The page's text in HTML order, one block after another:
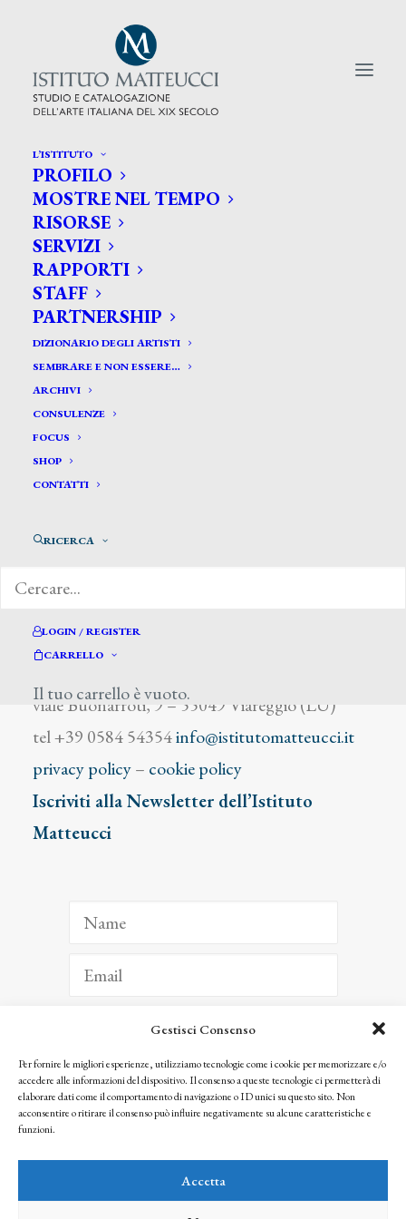
Gestisci Consenso
Per fornire le migliori esperienze, utilizziamo tecnologie come i cookie per memorizzare e/o
accedere alle informazioni del dispositivo. Il consenso a queste tecnologie ci permetterà di
elaborare dati come il comportamento di navigazione o ID unici su questo sito. Non
acconsentire o ritirare il consenso può influire negativamente su alcune caratteristiche e
funzioni.
Accetta
L’ISTITUTO
PROFILO
MOSTRE NEL TEMPO
RISORSE
SERVIZI
RAPPORTI
STAFF
PARTNERSHIP
DIZIONARIO DEGLI ARTISTI
SEMBRARE E NON ESSERE…
ARCHIVI
CONSULENZE
FOCUS
SHOP
CONTATTI
RICERCA
LOGIN / REGISTER
CARRELLO
Il tuo carrello è vuoto.
CERCA TRA GLI ARTISTI:
Search
for:
Bresciani G.
viale Buonarroti, 9 – 55049 Viareggio (LU)
tel +39 0584 54354info@istitutomatteucci.it
privacy policy– cookie policy
Iscriviti alla Newsletter dell’Istituto
Matteucci
ISCRIVITI
Facendo clic per iscriverti, riconosci che le tue informazioni saranno trattate
seguendo la nostra Privacy Policy
© 2025 Istituto Matteucci. All right reserved
l’autorizzazione scritta dei proprietari dei diritti e dell’Istituto Matteucci